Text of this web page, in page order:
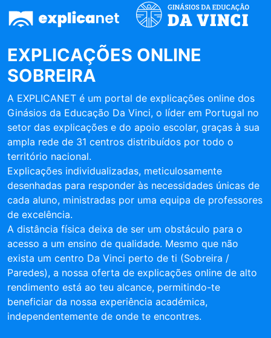
EXPLICAÇÕES ONLINE
SOBREIRA
A EXPLICANET é um portal de explicações online dos
Ginásios da Educação Da Vinci, o líder em Portugal no
setor das explicações e do apoio escolar, graças à sua
ampla rede de 31 centros distribuídos por todo o
território nacional.
Explicações individualizadas, meticulosamente
desenhadas para responder às necessidades únicas de
cada aluno, ministradas por uma equipa de professores
de excelência.
A distância física deixa de ser um obstáculo para o
acesso a um ensino de qualidade. Mesmo que não
exista um centro Da Vinci perto de ti (Sobreira /
Paredes), a nossa oferta de explicações online de alto
rendimento está ao teu alcance, permitindo-te
beneficiar da nossa experiência académica,
independentemente de onde te encontres.